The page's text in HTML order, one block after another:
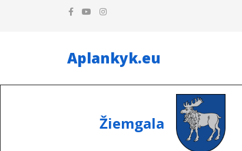
Aplankyk.eu
Žiemgala